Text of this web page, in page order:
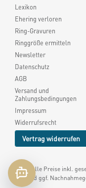
Lexikon
Ehering verloren
Ring-Gravuren
Ringgröße ermitteln
Newsletter
Datenschutz
AGB
Versand und
Zahlungsbedingungen
Impressum
Widerrufsrecht
Vertrag widerrufen
* Alle Preise inkl.
und ggf.